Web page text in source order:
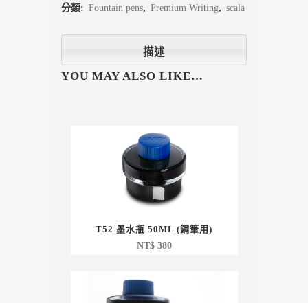
分類: Fountain pens, Premium Writing, scala
描述
YOU MAY ALSO LIKE…
T52 墨水瓶 50ML (鋼筆用)
NT$380